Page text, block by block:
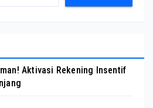
Aktivasi Rekening Insentif